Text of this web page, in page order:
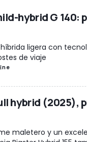
hybrid G 140:
ligera con
de viaje
hybrid (2025),
maletero y un